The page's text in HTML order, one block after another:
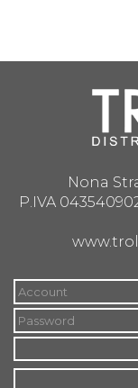
Nona
P.IVA